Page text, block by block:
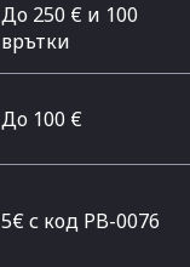
До 250 € и 100
врътки
Дo 100 €
5€ с код PB-0076